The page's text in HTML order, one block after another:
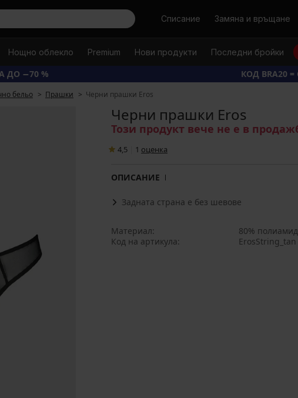
ТърсиСписание Замяна и връщане
Нощно облекло Premium Нови продукти Последни бройки
ДО −70 % КОД BRA20
бельо Прашки Черни прашки Eros
Черни прашки Eros
Този продукт вече не е в
4,5 1 oценка
ОПИСАНИЕ
Задната страна е без шевове
Материал
80%
Код на артикула
ErosString_tan